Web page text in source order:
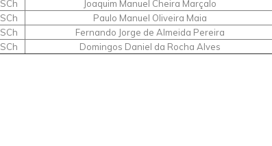
SCh
Joaquim Manuel Cheira Marçalo
SCh
Paulo Manuel Oliveira Maia
SCh
Fernando Jorge de Almeida Pereira
SCh
Domingos Daniel da Rocha Alves